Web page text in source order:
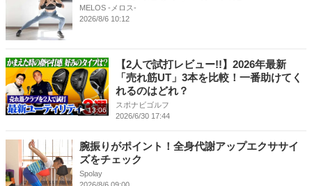
MELOS -メロス-
2026/8/6 10:12
13:06
【2人で試打レビュー!!】2026年最新
「売れ筋UT」3本を比較！一番助けてく
れるのはどれ？
スポナビゴルフ
2026/6/30 17:44
腕振りがポイント！全身代謝アップエクササイ
ズをチェック
Spolay